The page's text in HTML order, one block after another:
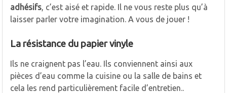
adhésifs, c’est aisé et rapide. Il ne vous reste plus qu’à
laisser parler votre imagination. A vous de jouer !
La résistance du papier vinyle
Ils ne craignent pas l’eau. Ils conviennent ainsi aux
pièces d’eau comme la cuisine ou la salle de bains et
cela les rend particulièrement facile d’entretien..